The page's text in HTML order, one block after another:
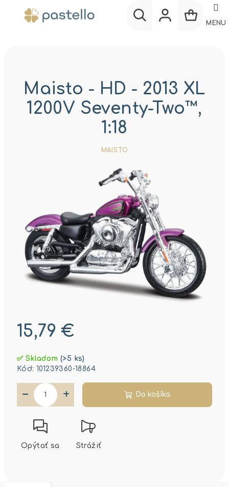
MENU
15,79 €
cena:
✅ Skladom(>5 ks)
Kód: 101239360-18864
+
− Do košíka
Opýtať sa Strážiť
Maisto - HD - 2013 XL
1200V Seventy-Two™,
1:18
MAISTO